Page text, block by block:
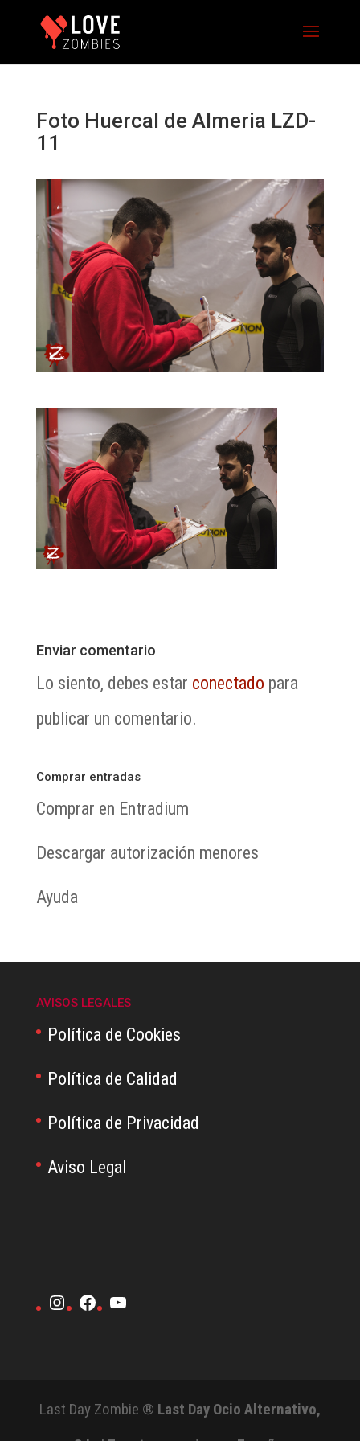
Foto Huercal de Almeria LZD-
11
Enviar comentario
Lo siento, debes estar conectado para
publicar un comentario.
Comprar entradas
Comprar en Entradium
Descargar autorización menores
Ayuda
AVISOS LEGALES
Política de Cookies
Política de Calidad
Política de Privacidad
Aviso Legal
Instagram
Facebook
YouTube
Last Day Zombie ® Last Day Ocio Alternativo,